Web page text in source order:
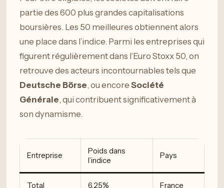
partie des 600 plus grandes capitalisations
boursières. Les 50 meilleures obtiennent alors
une place dans l’indice. Parmi les entreprises qui
figurent régulièrement dans l’Euro Stoxx 50, on
retrouve des acteurs incontournables tels que
Deutsche Börse, ou encore Société
Générale, qui contribuent significativement à
son dynamisme.
Entreprise
Poids dans
l’indice
Pays
Total 6,25% France